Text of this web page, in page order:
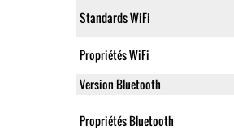
Standards WiFi
Propriétés WiFi
Version Bluetooth
Propriétés Bluetooth